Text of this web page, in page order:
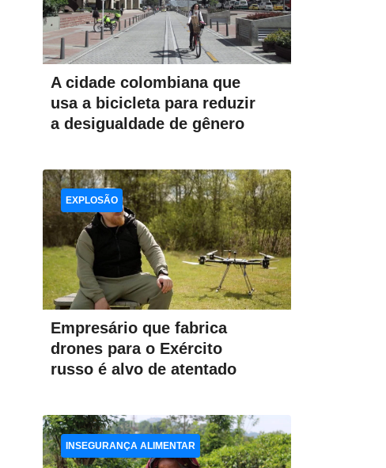
A cidade colombiana que
usa a bicicleta para reduzir
a desigualdade de gênero
Empresário que fabrica
drones para o Exército
russo é alvo de atentado
EXPLOSÃO
INSEGURANÇA ALIMENTAR